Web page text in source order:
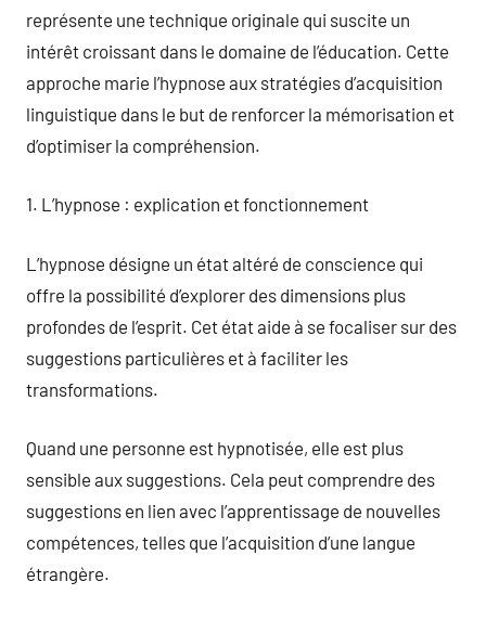
représente une technique originale qui suscite un
intérêt croissant dans le domaine de l’éducation. Cette
approche marie l’hypnose aux stratégies d’acquisition
linguistique dans le but de renforcer la mémorisation et
d’optimiser la compréhension.
1. L’hypnose : explication et fonctionnement
L’hypnose désigne un état altéré de conscience qui
offre la possibilité d’explorer des dimensions plus
profondes de l’esprit. Cet état aide à se focaliser sur des
suggestions particulières et à faciliter les
transformations.
Quand une personne est hypnotisée, elle est plus
sensible aux suggestions. Cela peut comprendre des
suggestions en lien avec l’apprentissage de nouvelles
compétences, telles que l’acquisition d’une langue
étrangère.